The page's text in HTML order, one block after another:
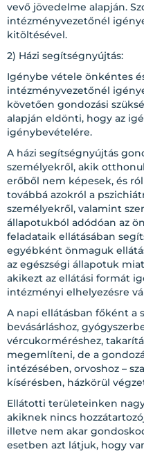
vevő jövedelme alapján.
intézményvezetőnél
kitöltésével.
2) Házi segítségnyújtás:
Igénybe vétele önkéntes
intézményvezetőnél
követően gondozási
alapján eldönti, hogy az
igénybevételére.
A házi segítségnyújtás
személyekről, akik
erőből nem képesek, és
továbbá azokról a
személyekről, valamint
állapotukból adódóan az
feladataik ellátásában
egyébként önmaguk
az egészségi állapotuk
akikezt az ellátási formát
intézményi elhelyezésre
A napi ellátásban főként a
bevásárláshoz,
vércukorméréshez,
megemlíteni, de a
intézésében, orvoshoz –
kísérésben, házkörül
Ellátotti területeinken
akiknek nincs
illetve nem akar
esetben azt látjuk, hogy